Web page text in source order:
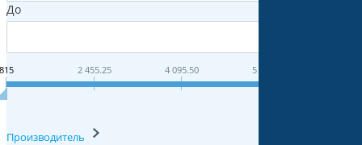
До
2 455.25 4 095.50 5 735.75
Производитель